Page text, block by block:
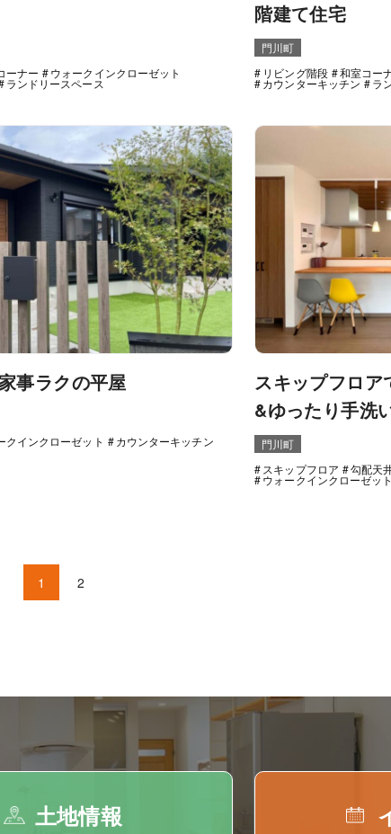
ーナー ウォークインクローゼット
ランドリースペース
階建て住宅
門川町
リビング階段
和室コー
カウンターキッチン ラ
事ラクの平屋
クインクローゼット カウンターキッチン
スキップフロア
&ゆったり手洗
屋住宅！
門川町
スキップフロア
勾配天
ウォークインクローゼット
1 2
土地情報